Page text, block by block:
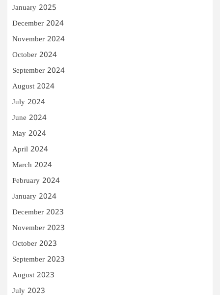
January 2025
December 2024
November 2024
October 2024
September 2024
August 2024
July 2024
June 2024
May 2024
April 2024
March 2024
February 2024
January 2024
December 2023
November 2023
October 2023
September 2023
August 2023
July 2023